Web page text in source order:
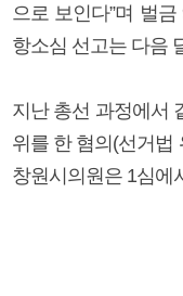
으로 보인다”며 벌
항소심 선고는 다음
지난 총선 과정에서
위를 한 혐의(선거법
창원시의원은 1심에